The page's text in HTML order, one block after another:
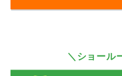
＼ショール